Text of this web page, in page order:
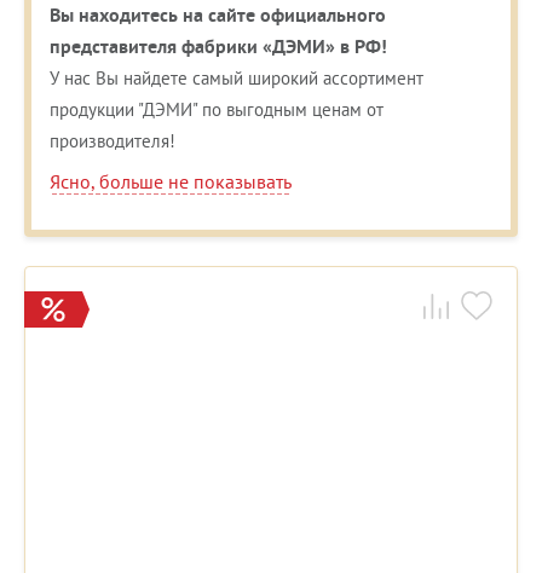
Вы находитесь на сайте официального
представителя фабрики «ДЭМИ» в РФ!
У нас Вы найдете самый широкий ассортимент
продукции "ДЭМИ" по выгодным ценам от
производителя!
Ясно, больше не показывать